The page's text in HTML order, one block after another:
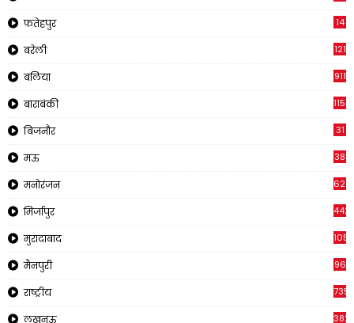
फतेहपुर 14
बरेली 121
बलिया 911
बाराबंकी 1150
बिजनौर 31
मऊ 38
मनोरंजन 620
मिर्जापुर 442
मुरादाबाद 1057
मैनपुरी 96
राष्ट्रीय 7353
लखनऊ